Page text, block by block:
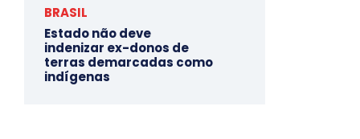
BRASIL
Estado não deve
indenizar ex-donos de
terras demarcadas como
indígenas